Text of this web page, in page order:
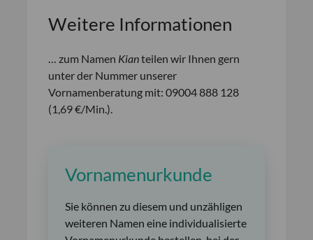
Weitere Informationen
… zum Namen Kianteilen wir Ihnen gern
unter der Nummer unserer
Vornamenberatung mit: 09004 888 128
(1,69 €/Min.).
Vornamenurkunde
Sie können zu diesem und unzähligen
weiteren Namen eine individualisierte